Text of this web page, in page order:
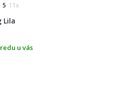
5 11x
Lila
u vás